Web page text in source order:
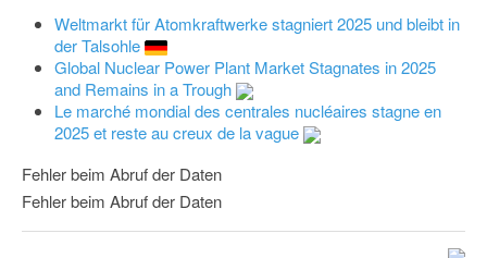
Weltmarkt für Atomkraftwerke stagniert 2025 und bleibt in
der Talsohle
Global Nuclear Power Plant Market Stagnates in 2025
and Remains in a Trough
Le marché mondial des centrales nucléaires stagne en
2025 et reste au creux de la vague
Fehler beim Abruf der Daten
Fehler beim Abruf der Daten